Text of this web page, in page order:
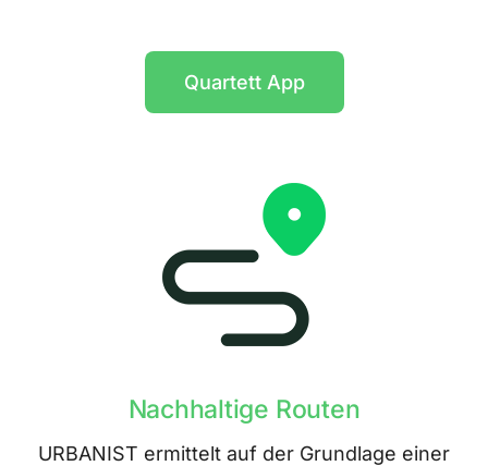
Quartett App
Nachhaltige Routen
URBANIST ermittelt auf der Grundlage einer